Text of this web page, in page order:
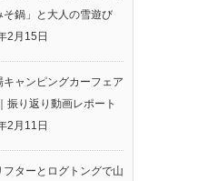
そ鍋」と大人の雪遊び
2月15日
キャンピングカーフェア
振り返り動画レポート
2月11日
フターとログトングで山